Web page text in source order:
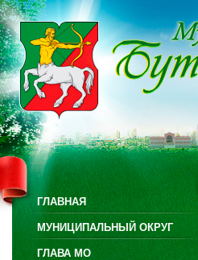
ГЛАВНАЯ
МУНИЦИПАЛЬНЫЙ ОКРУГ
ГЛАВА МО